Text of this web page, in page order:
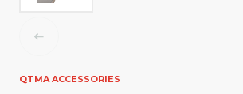
QTMA ACCESSORIES